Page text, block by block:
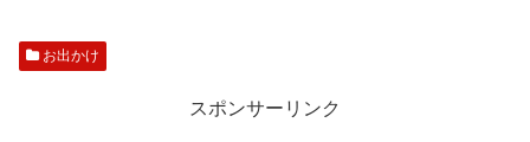
お出かけ
スポンサーリンク